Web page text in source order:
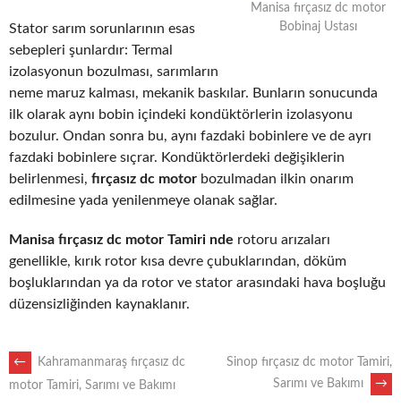
Manisa fırçasız dc motor
Bobinaj Ustası
Stator sarım sorunlarının esas
sebepleri şunlardır: Termal
izolasyonun bozulması, sarımların
neme maruz kalması, mekanik baskılar. Bunların sonucunda
ilk olarak aynı bobin içindeki kondüktörlerin izolasyonu
bozulur. Ondan sonra bu, aynı fazdaki bobinlere ve de ayrı
fazdaki bobinlere sıçrar. Kondüktörlerdeki değişiklerin
belirlenmesi, fırçasız dc motor bozulmadan ilkin onarım
edilmesine yada yenilenmeye olanak sağlar.
Manisa fırçasız dc motor Tamiri nde rotoru arızaları
genellikle, kırık rotor kısa devre çubuklarından, döküm
boşluklarından ya da rotor ve stator arasındaki hava boşluğu
düzensizliğinden kaynaklanır.
POST
←
Kahramanmaraş fırçasız dc
motor Tamiri, Sarımı ve Bakımı
Sinop fırçasız dc motor Tamiri,
Sarımı ve Bakımı
→